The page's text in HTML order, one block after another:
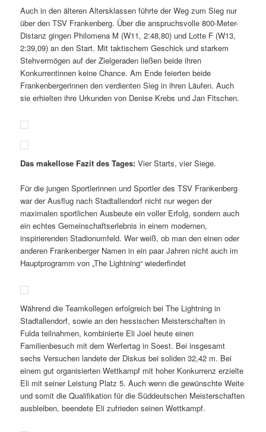
Auch in den älteren Altersklassen führte der Weg zum Sieg nur
über den TSV Frankenberg. Über die anspruchsvolle 800-Meter-
Distanz gingen Philomena M (W11, 2:48,80) und Lotte F (W13,
2:39,09) an den Start. Mit taktischem Geschick und starkem
Stehvermögen auf der Zielgeraden ließen beide ihren
Konkurrentinnen keine Chance. Am Ende feierten beide
Frankenbergerinnen den verdienten Sieg in ihren Läufen. Auch
sie erhielten ihre Urkunden von Denise Krebs und Jan Fitschen.
Das makellose Fazit des Tages: Vier Starts, vier Siege.
Für die jungen Sportlerinnen und Sportler des TSV Frankenberg
war der Ausflug nach Stadtallendorf nicht nur wegen der
maximalen sportlichen Ausbeute ein voller Erfolg, sondern auch
ein echtes Gemeinschaftserlebnis in einem modernen,
inspirierenden Stadionumfeld. Wer weiß, ob man den einen oder
anderen Frankenberger Namen in ein paar Jahren nicht auch im
Hauptprogramm von „The Lightning“ wiederfindet
Während die Teamkollegen erfolgreich bei The Lightning in
Stadtallendorf, sowie an den hessischen Meisterschaften in
Fulda teilnahmen, kombinierte Eli Joel heute einen
Familienbesuch mit dem Werfertag in Soest. Bei insgesamt
sechs Versuchen landete der Diskus bei soliden 32,42 m. Bei
einem gut organisierten Wettkampf mit hoher Konkurrenz erzielte
Eli mit seiner Leistung Platz 5. Auch wenn die gewünschte Weite
und somit die Qualifikation für die Süddeutschen Meisterschaften
ausbleiben, beendete Eli zufrieden seinen Wettkampf.